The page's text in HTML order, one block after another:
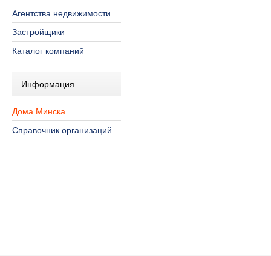
Агентства недвижимости
Застройщики
Каталог компаний
Информация
Дома Минска
Справочник организаций